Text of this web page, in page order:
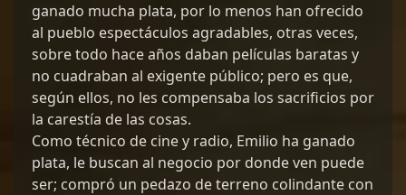
ganado mucha plata, por lo menos han ofrecido
al pueblo espectáculos agradables, otras veces,
sobre todo hace años daban películas baratas y
no cuadraban al exigente público; pero es que,
según ellos, no les compensaba los sacrificios por
la carestía de las cosas.
Como técnico de cine y radio, Emilio ha ganado
plata, le buscan al negocio por donde ven puede
ser; compró un pedazo de terreno colindante con